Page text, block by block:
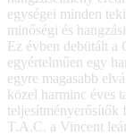
egységei minden
minőségi és
Ez évben debütált
egyértelműen egy
egyre magasabb
közel harminc éves
teljesítményerősítők
T.A.C. a Vincent